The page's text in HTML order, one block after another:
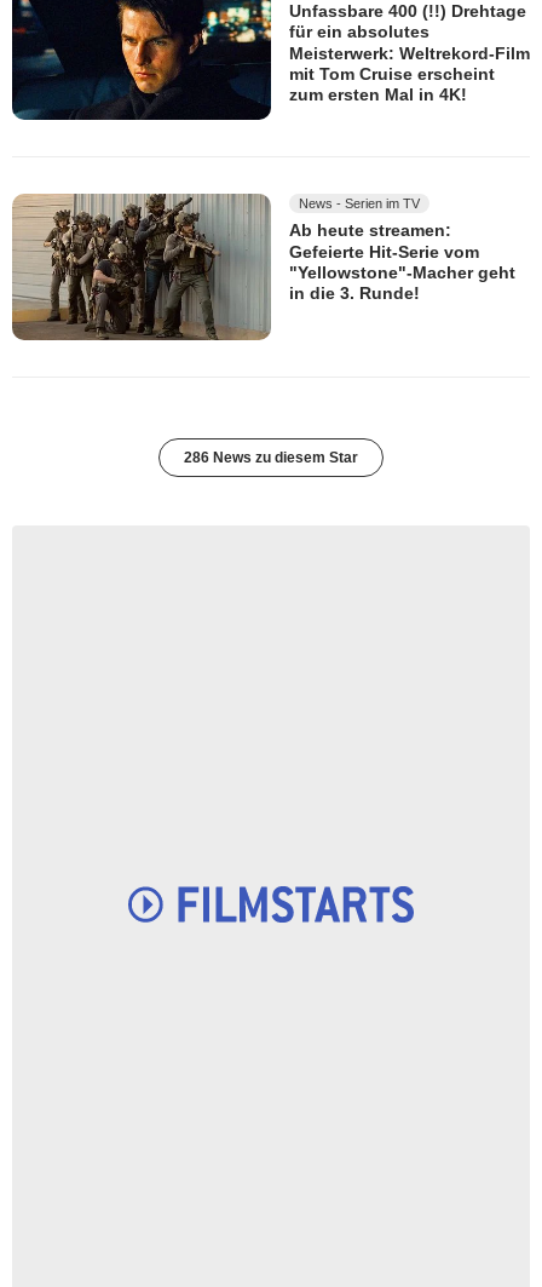
Unfassbare 400 (!!) Drehtage
für ein absolutes
Meisterwerk: Weltrekord-Film
mit Tom Cruise erscheint
zum ersten Mal in 4K!
News - Serien im TV
Ab heute streamen:
Gefeierte Hit-Serie vom
"Yellowstone"-Macher geht
in die 3. Runde!
286 News zu diesem Star